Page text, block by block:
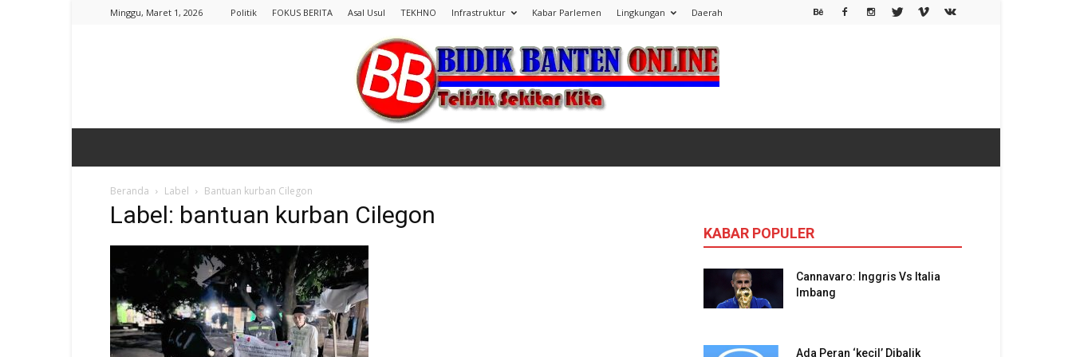
Minggu, Maret 1, 2026 Politik FOKUS BERITA Asal Usul TEKHNO Infrastruktur Kabar Parlemen Lingkungan Daerah
Beranda Label Bantuan kurban Cilegon
Label: bantuan kurban Cilegon
KABAR POPULER
Cannavaro: Inggris Vs Italia
Imbang
Ada Peran ‘kecil’ Dibalik